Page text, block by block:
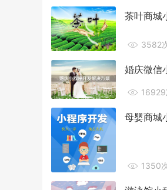
茶叶商城
3582
婚庆微信
16929
母婴商城
1350